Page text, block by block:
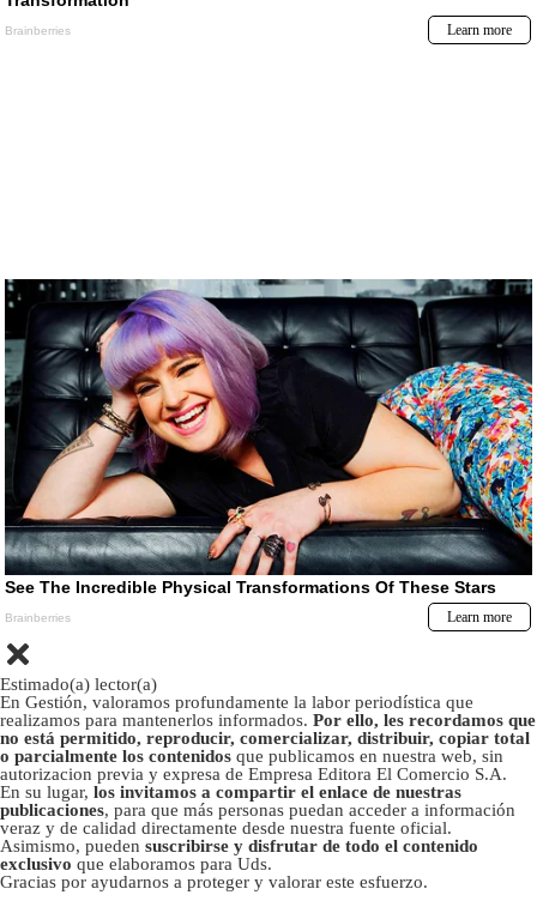
Estimado(a) lector(a)
En Gestión, valoramos profundamente la labor periodística que
realizamos para mantenerlos informados. Por ello, les recordamos que
no está permitido, reproducir, comercializar, distribuir, copiar total
o parcialmente los contenidos que publicamos en nuestra web, sin
autorizacion previa y expresa de Empresa Editora El Comercio S.A.
En su lugar, los invitamos a compartir el enlace de nuestras
publicaciones, para que más personas puedan acceder a información
veraz y de calidad directamente desde nuestra fuente oficial.
Asimismo, pueden suscribirse y disfrutar de todo el contenido
exclusivo que elaboramos para Uds.
Gracias por ayudarnos a proteger y valorar este esfuerzo.